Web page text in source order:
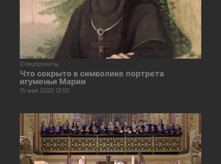
Спецпроекты
Что сокрыто в символике портрета
игуменьи Марии
15 мая 2020 12:00